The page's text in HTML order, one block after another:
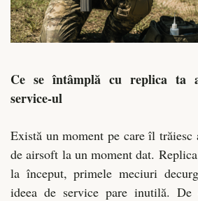
Ce se întâmplă cu replica ta
service-ul
Există un moment pe care îl
de airsoft la un moment dat.
la început, primele meciuri
ideea de service pare inutilă.